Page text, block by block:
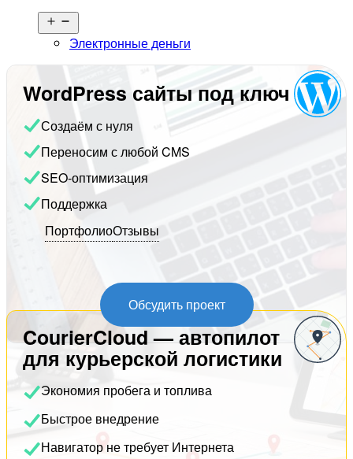
меню
Электронные деньги
WordPress сайты под ключ
Создаём с нуля
Переносим с любой CMS
SEO-оптимизация
Поддержка
ПортфолиоОтзывы
Обсудить проект
CourierCloud — автопилот
для курьерской логистики
Экономия пробега и топлива
Быстрое внедрение
Навигатор не требует Интернета